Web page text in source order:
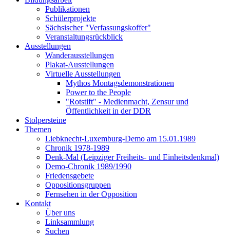
Publikationen
Schülerprojekte
Sächsischer "Verfassungskoffer"
Veranstaltungsrückblick
Ausstellungen
Wanderausstellungen
Plakat-Ausstellungen
Virtuelle Ausstellungen
Mythos Montagsdemonstrationen
Power to the People
"Rotstift" - Medienmacht, Zensur und
Öffentlichkeit in der DDR
Stolpersteine
Themen
Liebknecht-Luxemburg-Demo am 15.01.1989
Chronik 1978-1989
Denk-Mal (Leipziger Freiheits- und Einheitsdenkmal)
Demo-Chronik 1989/1990
Friedensgebete
Oppositionsgruppen
Fernsehen in der Opposition
Kontakt
Über uns
Linksammlung
Suchen